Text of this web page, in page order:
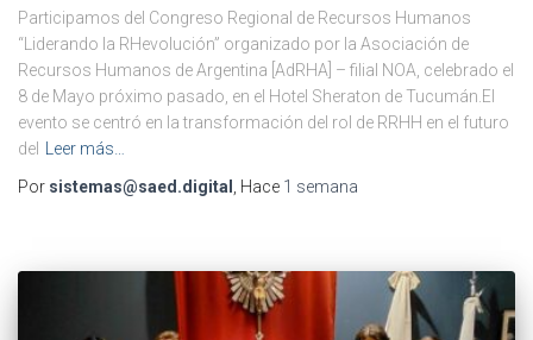
Participamos del Congreso Regional de Recursos Humanos
“Liderando la RHevolución” organizado por la Asociación de
Recursos Humanos de Argentina [AdRHA] – filial NOA, celebrado el
8 de Mayo próximo pasado, en el Hotel Sheraton de Tucumán.El
evento se centró en la transformación del rol de RRHH en el futuro
del
Leer más…
Por sistemas@saed.digital , Hace 1 semana